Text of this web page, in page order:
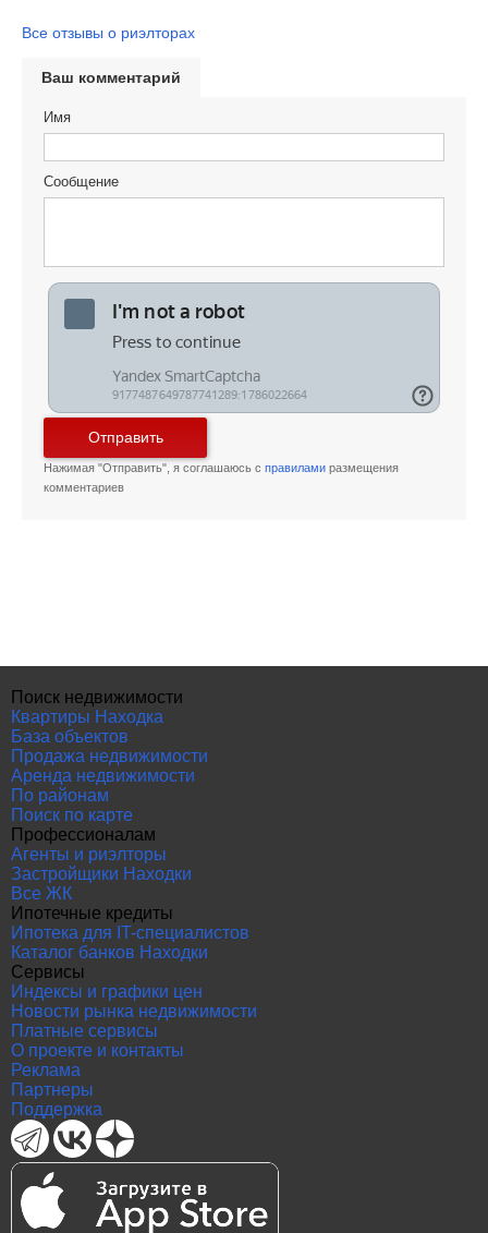
Все отзывы о риэлторах
Ваш комментарий
Имя
Сообщение
Отправить
Нажимая "Отправить", я соглашаюсь с правилами размещения
комментариев
Поиск недвижимости
Квартиры Находка
База объектов
Продажа недвижимости
Аренда недвижимости
По районам
Поиск по карте
Профессионалам
Агенты и риэлторы
Застройщики Находки
Все ЖК
Ипотечные кредиты
Ипотека для IT-специалистов
Каталог банков Находки
Сервисы
Индексы и графики цен
Новости рынка недвижимости
Платные сервисы
О проекте и контакты
Реклама
Партнеры
Поддержка